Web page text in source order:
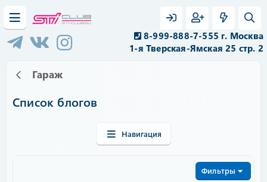
8-999-888-7-555 г. Москва
1-я Тверская-Ямская 25 стр. 2
Гараж
Список блогов
Навигация
Фильтры